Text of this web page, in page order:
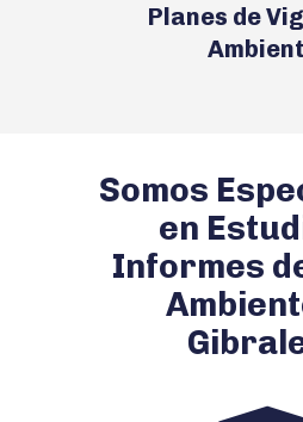
Planes de
Somos
en
Informes